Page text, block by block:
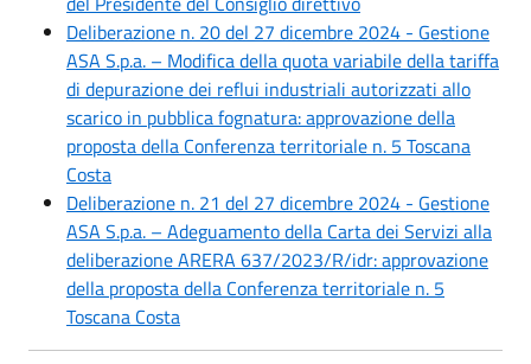
Deliberazione n. 20 del 27 dicembre 2024 - Gestione
ASA S.p.a. – Modifica della quota variabile della tariffa
di depurazione dei reflui industriali autorizzati allo
scarico in pubblica fognatura: approvazione della
proposta della Conferenza territoriale n. 5 Toscana
Costa
Deliberazione n. 21 del 27 dicembre 2024 - Gestione
ASA S.p.a. – Adeguamento della Carta dei Servizi alla
deliberazione ARERA 637/2023/R/idr: approvazione
della proposta della Conferenza territoriale n. 5
Toscana Costa